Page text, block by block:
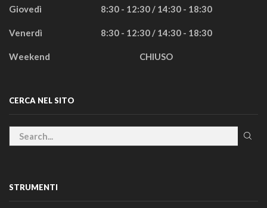
Giovedì 8:30 - 12:30 / 14:30 - 18:30
Venerdì 8:30 - 12:30 / 14:30 - 18:30
Weekend CHIUSO
CERCA NEL SITO
STRUMENTI